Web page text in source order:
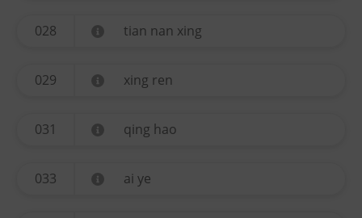
028 tian nan xing
029 xing ren
031 qing hao
033 ai ye